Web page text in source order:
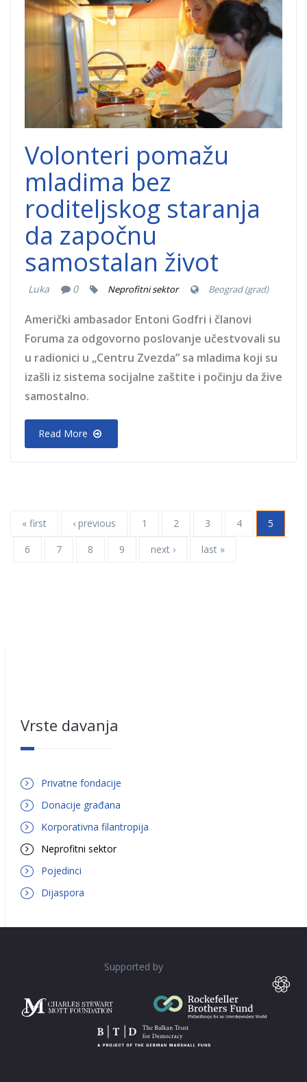
Volonteri pomažu
mladima bez
roditeljskog staranja
da započnu
samostalan život
Luka 0 Neprofitni sektor Beograd (grad)
Američki ambasador Entoni Godfri i članovi
Foruma za odgovorno poslovanje učestvovali su
u radionici u „Centru Zvezda” sa mladima koji su
izašli iz sistema socijalne zaštite i počinju da žive
samostalno.
Read More
« first ‹ previous 1 2 3 4
5
6
7 8 9 next › last »
Vrste davanja
Privatne fondacije
Donacije građana
Korporativna filantropija
Neprofitni sektor
Pojedinci
Dijaspora
Supported by